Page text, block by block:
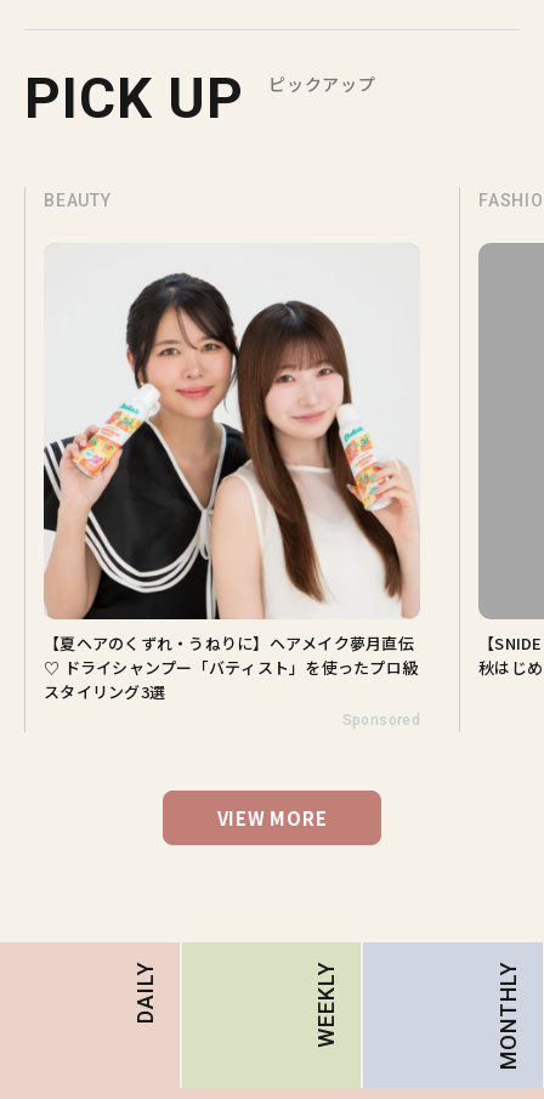
PICK UP ピックアップ
BEAUTY
【夏ヘアのくずれ・うねりに】ヘアメイク夢月直伝
♡ ドライシャンプー「バティスト」を使ったプロ級
スタイリング3選
Sponsored
【
秋はじ
VIEW MORE
DAILY WEEKLY MONTHLY